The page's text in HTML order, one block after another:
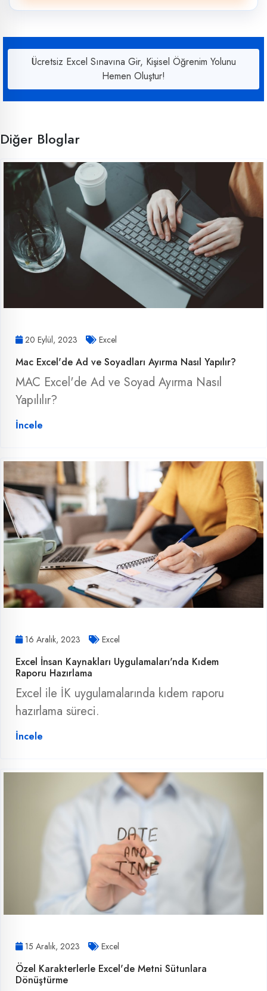
Ücretsiz Excel Sınavına Gir, Kişisel Öğrenim Yolunu
Hemen Oluştur!
Diğer Bloglar
20 Eylül, 2023 Excel
Mac Excel'de Ad ve Soyadları Ayırma Nasıl Yapılır?
MAC Excel'de Ad ve Soyad Ayırma Nasıl
Yapılılır?
İncele
16 Aralık, 2023 Excel
Excel İnsan Kaynakları Uygulamaları'nda Kıdem
Raporu Hazırlama
Excel ile İK uygulamalarında kıdem raporu
hazırlama süreci.
İncele
15 Aralık, 2023 Excel
Özel Karakterlerle Excel'de Metni Sütunlara
Dönüştürme